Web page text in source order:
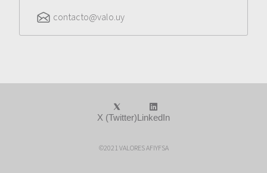
contacto@valo.uy
©2021 VALORES AFIYFSA
X (Twitter)LinkedIn